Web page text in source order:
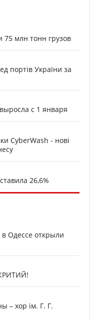
млн тонн грузов
портів України за
с 1 января
CyberWash - нові
26,6%
Одессе открыли
– хор ім. Г. Г.